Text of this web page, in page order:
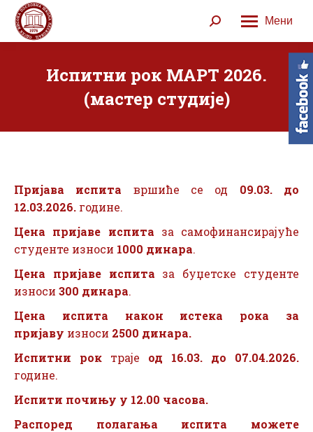
Мени
Search:
Испитни рок МАРТ 2026.
(мастер студије)
Пријава испита вршиће се од 09.03. до
12.03.2026. године.
Цена пријаве испита за самофинансирајуће
студенте износи 1000 динара.
Цена пријаве испита за буџетске студенте
износи 300 динара.
Цена испита након истека рока
за
пријаву износи 2500 динара.
Испитни рок траје од 16.03. до 07.04.2026.
године.
Испити почињу у 12.00 часова.
Распоред полагања испита можете